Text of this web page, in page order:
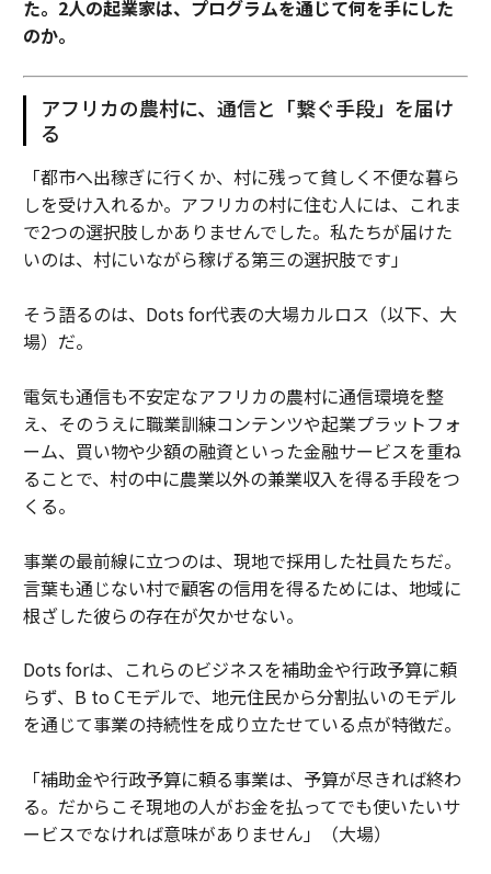
た。2人の起業家は、プログラムを通じて何を手にした
のか。
アフリカの農村に、通信と「繋ぐ手段」を届け
る
「都市へ出稼ぎに行くか、村に残って貧しく不便な暮ら
しを受け入れるか。アフリカの村に住む人には、これま
で2つの選択肢しかありませんでした。私たちが届けた
いのは、村にいながら稼げる第三の選択肢です」
そう語るのは、Dots for代表の大場カルロス（以下、大
場）だ。
電気も通信も不安定なアフリカの農村に通信環境を整
え、そのうえに職業訓練コンテンツや起業プラットフォ
ーム、買い物や少額の融資といった金融サービスを重ね
ることで、村の中に農業以外の兼業収入を得る手段をつ
くる。
事業の最前線に立つのは、現地で採用した社員たちだ。
言葉も通じない村で顧客の信用を得るためには、地域に
根ざした彼らの存在が欠かせない。
Dots forは、これらのビジネスを補助金や行政予算に頼
らず、B to Cモデルで、地元住民から分割払いのモデル
を通じて事業の持続性を成り立たせている点が特徴だ。
「補助金や行政予算に頼る事業は、予算が尽きれば終わ
る。だからこそ現地の人がお金を払ってでも使いたいサ
ービスでなければ意味がありません」（大場）